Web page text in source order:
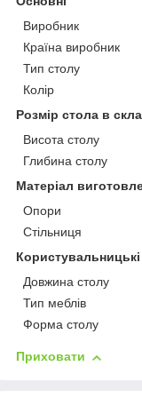
Виробник
Країна виробник
Тип столу
Колір
Розмір стола в
Висота столу
Глибина столу
Матеріал
Опори
Стільниця
Довжина столу
Тип меблів
Форма столу
Приховати